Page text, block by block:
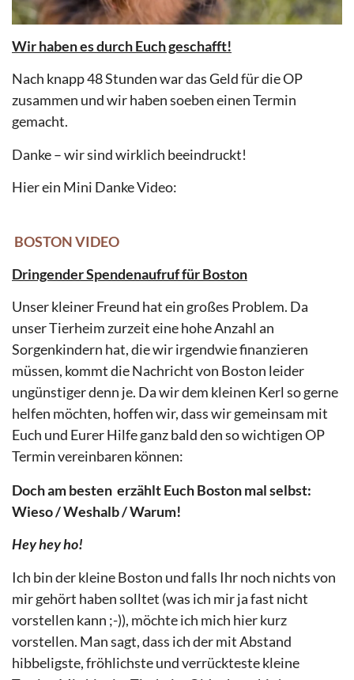
Wir haben es durch Euch geschafft!
Nach knapp 48 Stunden war das Geld für die OP
zusammen und wir haben soeben einen Termin
gemacht.
Danke – wir sind wirklich beeindruckt!
Hier ein Mini Danke Video:
BOSTON VIDEO
Dringender Spendenaufruf für Boston
Unser kleiner Freund hat ein großes Problem. Da
unser Tierheim zurzeit eine hohe Anzahl an
Sorgenkindern hat, die wir irgendwie finanzieren
müssen, kommt die Nachricht von Boston leider
ungünstiger denn je. Da wir dem kleinen Kerl so gerne
helfen möchten, hoffen wir, dass wir gemeinsam mit
Euch und Eurer Hilfe ganz bald den so wichtigen OP
Termin vereinbaren können:
Doch am besten erzählt Euch Boston mal selbst:
Wieso / Weshalb / Warum!
Hey hey ho!
Ich bin der kleine Boston und falls Ihr noch nichts von
mir gehört haben solltet (was ich mir ja fast nicht
vorstellen kann ;-)), möchte ich mich hier kurz
vorstellen. Man sagt, dass ich der mit Abstand
hibbeligste, fröhlichste und verrückteste kleine